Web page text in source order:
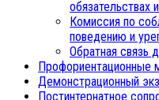
обязательствах
Комиссия по
поведению и
Обратная связь
Профориентационные
Демонстрационный
Постинтернатное